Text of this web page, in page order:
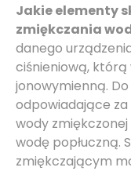
Jakie elementy
zmiękczania
danego
ciśnieniową, którą
jonowymienną.
odpowiadające
wody
wodę popłuczną.
zmiękczającym